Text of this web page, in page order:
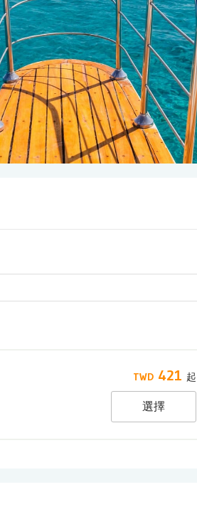
421
選擇